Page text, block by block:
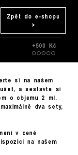
Zpět do e-shopu
>
+500 Kč
si na našem
a sestavte si
o objemu 2 ml.
dva sety,
v ceně
na našem